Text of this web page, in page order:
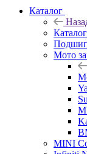
Каталог
Каталог
Мото
MINI